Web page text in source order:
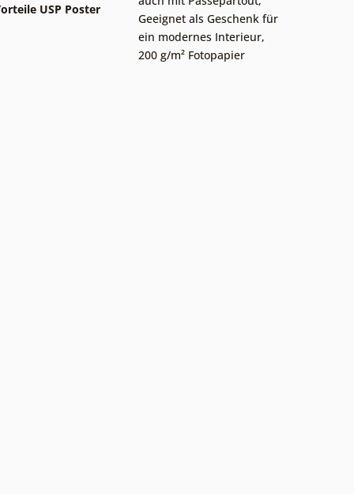
USP Poster
Geeignet als Geschenk für
ein modernes Interieur,
200 g/m² Fotopapier